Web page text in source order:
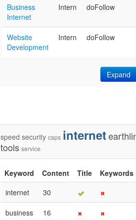
Business
Internet
Intern doFollow
Website
Development
Intern doFollow
Expand
speed security caps internet
tools service
Keyword Content Title
Keywords
internet
30
business 16